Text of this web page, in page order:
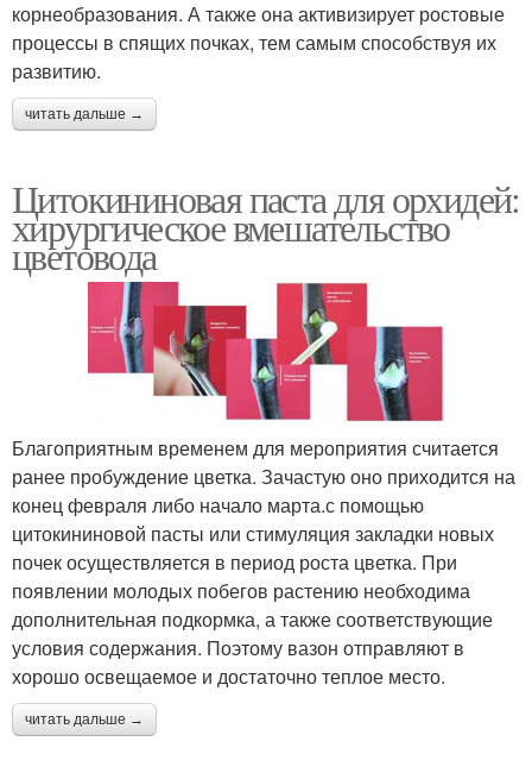
корнеобразования. А также она активизирует ростовые
процессы в спящих почках, тем самым способствуя их
развитию.
читать дальше →
Цитокининовая паста для орхидей:
хирургическое вмешательство
цветовода
Благоприятным временем для мероприятия считается
ранее пробуждение цветка. Зачастую оно приходится на
конец февраля либо начало марта.с помощью
цитокининовой пасты или стимуляция закладки новых
почек осуществляется в период роста цветка. При
появлении молодых побегов растению необходима
дополнительная подкормка, а также соответствующие
условия содержания. Поэтому вазон отправляют в
хорошо освещаемое и достаточно теплое место.
читать дальше →